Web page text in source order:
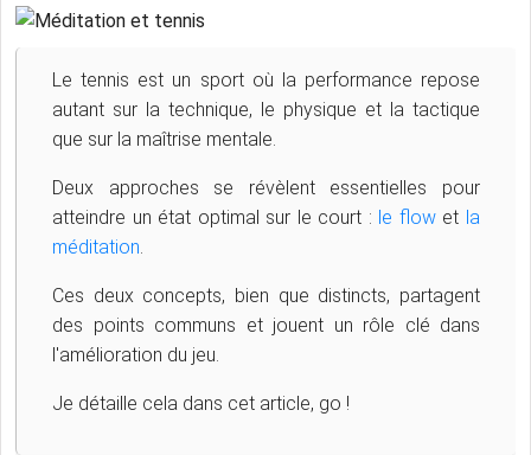
Le tennis est un sport où la performance repose
autant sur la technique, le physique et la tactique
que sur la maîtrise mentale.
Deux approches se révèlent essentielles pour
atteindre un état optimal sur le court : le flowet la
méditation.
Ces deux concepts, bien que distincts, partagent
des points communs et jouent un rôle clé dans
l'amélioration du jeu.
Je détaille cela dans cet article, go !